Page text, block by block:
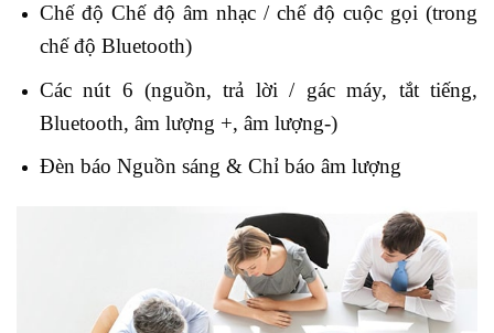
Chế độ Chế độ âm nhạc / chế độ cuộc gọi (trong
chế độ Bluetooth)
Các nút 6 (nguồn, trả lời / gác máy, tắt tiếng,
Bluetooth, âm lượng +, âm lượng-)
Đèn báo Nguồn sáng & Chỉ báo âm lượng